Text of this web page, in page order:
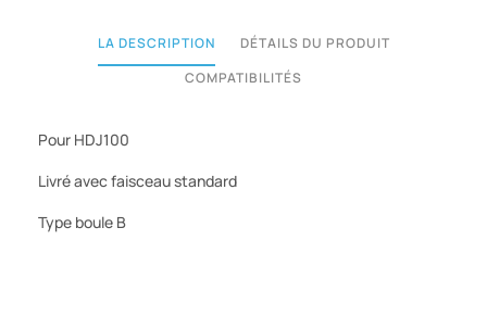
LA DESCRIPTION
DÉTAILS DU PRODUIT
COMPATIBILITÉS
Pour HDJ100
Livré avec faisceau standard
Type boule B